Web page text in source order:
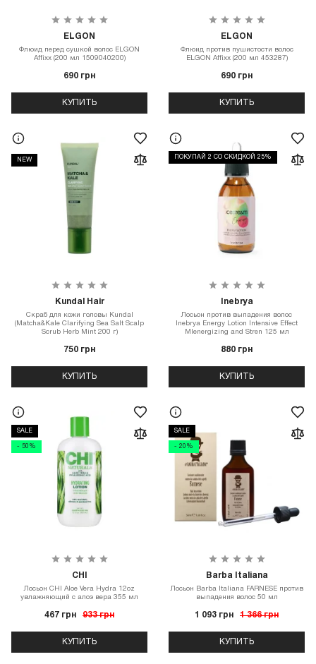
ELGON
Флюид перед сушкой волос ELGON
Affixx (200 мл 1509040200)
690 грн
КУПИТЬ
ELGON
Флюид против пушистости волос
ELGON Affixx (200 мл 453287)
690 грн
КУПИТЬ
NEW
Kundal Hair
Скраб для кожи головы Kundal
(Matcha&Kale Clarifying Sea Salt Scalp
Scrub Herb Mint 200 г)
750 грн
КУПИТЬ
ПОКУПАЙ 2 СО СКИДКОЙ 25%
Inebrya
Лосьон против выпадения волос
Inebrya Energy Lotion Intensive Effect
Mlenergizing and Stren 125 мл
880 грн
КУПИТЬ
SALE
- 50%
CHI
Лосьон CHI Aloe Vera Hydra 12oz
увлажняющий с алоэ вера 355 мл
467 грн 933 грн
КУПИТЬ
SALE
- 20%
Barba Italiana
Лосьон Barba Italiana FARNESE против
выпадения волос 50 мл
1 093 грн 1 366 грн
КУПИТЬ